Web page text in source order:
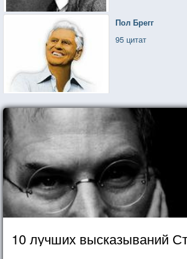
Пол Брегг
95 цитат
10 лучших высказываний